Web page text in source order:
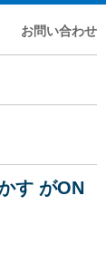
お問い合わせ
す がON